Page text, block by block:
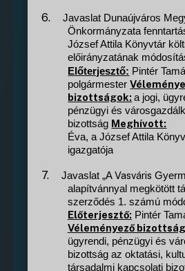
6.
Javaslat Dunaújváros
Önkormányzata
József Attila Könyvtár
előirányzatának
Előterjesztő: Pintér
polgármester
bizottságok: a jogi,
pénzügyi és
bizottság Meghívott:
Éva, a József Attila
igazgatója
7. Javaslat „AVasváris
alapítvánnyal megkötött
szerződés 1. számú
Előterjesztő: Pintér
Véleményező
ügyrendi, pénzügyi és
bizottság az oktatási,
társadalmi kapcsolati